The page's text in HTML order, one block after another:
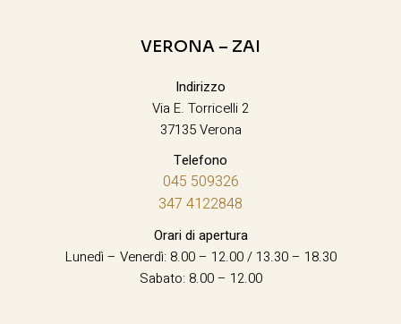
VERONA – ZAI
Indirizzo
Via E. Torricelli 2
37135 Verona
Telefono
045 509326
347 4122848
Orari di apertura
Lunedì – Venerdì: 8.00 – 12.00 / 13.30 – 18.30
Sabato: 8.00 – 12.00